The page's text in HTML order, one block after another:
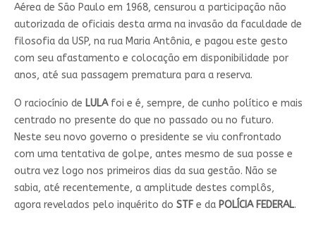
Aérea de São Paulo em 1968, censurou a participação não
autorizada de oficiais desta arma na invasão da faculdade de
filosofia da USP, na rua Maria Antônia, e pagou este gesto
com seu afastamento e colocação em disponibilidade por
anos, até sua passagem prematura para a reserva.
O raciocínio de LULAfoi e é, sempre, de cunho político e mais
centrado no presente do que no passado ou no futuro.
Neste seu novo governo o presidente se viu confrontado
com uma tentativa de golpe, antes mesmo de sua posse e
outra vez logo nos primeiros dias da sua gestão. Não se
sabia, até recentemente, a amplitude destes complôs,
agora revelados pelo inquérito do STFe da POLÍCIA FEDERAL.